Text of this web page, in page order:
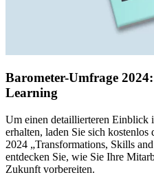
Barometer-Umfrage
Learning
Um einen detaillierteren Einblick
erhalten, laden Sie sich
2024 „Transformations, Skills
entdecken Sie, wie Sie Ihre
Zukunft vorbereiten.